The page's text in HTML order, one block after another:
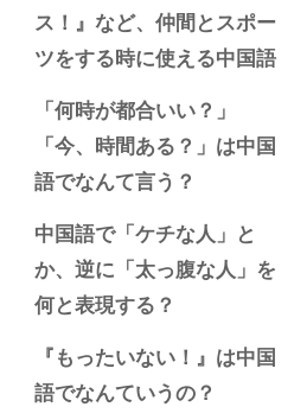
ス！』など、仲間とスポー
ツをする時に使える中国語
「何時が都合いい？」
「今、時間ある？」は中国
語でなんて言う？
中国語で「ケチな人」と
か、逆に「太っ腹な人」を
何と表現する？
『もったいない！』は中国
語でなんていうの？